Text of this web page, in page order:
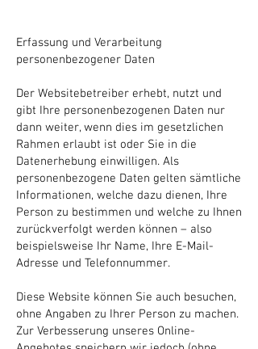
Erfassung und Verarbeitung
personenbezogener Daten
Der Websitebetreiber erhebt, nutzt und
gibt Ihre personenbezogenen Daten nur
dann weiter, wenn dies im gesetzlichen
Rahmen erlaubt ist oder Sie in die
Datenerhebung einwilligen. Als
personenbezogene Daten gelten sämtliche
Informationen, welche dazu dienen, Ihre
Person zu bestimmen und welche zu Ihnen
zurückverfolgt werden können – also
beispielsweise Ihr Name, Ihre E-Mail-
Adresse und Telefonnummer.
Diese Website können Sie auch besuchen,
ohne Angaben zu Ihrer Person zu machen.
Zur Verbesserung unseres Online-